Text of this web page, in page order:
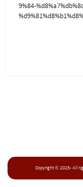
9%84-
Copyright © 2025 - All